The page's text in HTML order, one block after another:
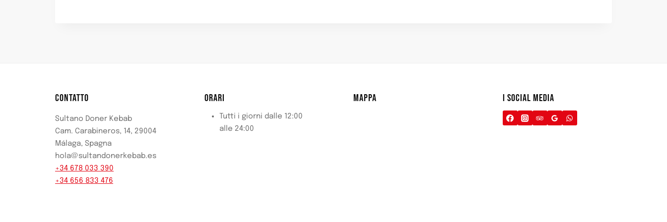
CONTATTO
Sultano Doner Kebab
Cam. Carabineros, 14, 29004
Málaga, Spagna
hola@sultandonerkebab.es
+34 678 033 390
+34 656 833 476
ORARI
Tutti i giorni dalle 12:00
alle 24:00
MAPPA I SOCIAL MEDIA